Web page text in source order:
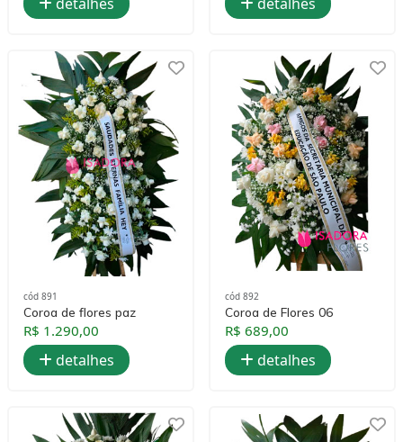
cód 891
Coroa de flores paz
R$ 1.290,00
detalhes
cód 892
Coroa de Flores 06
R$ 689,00
detalhes